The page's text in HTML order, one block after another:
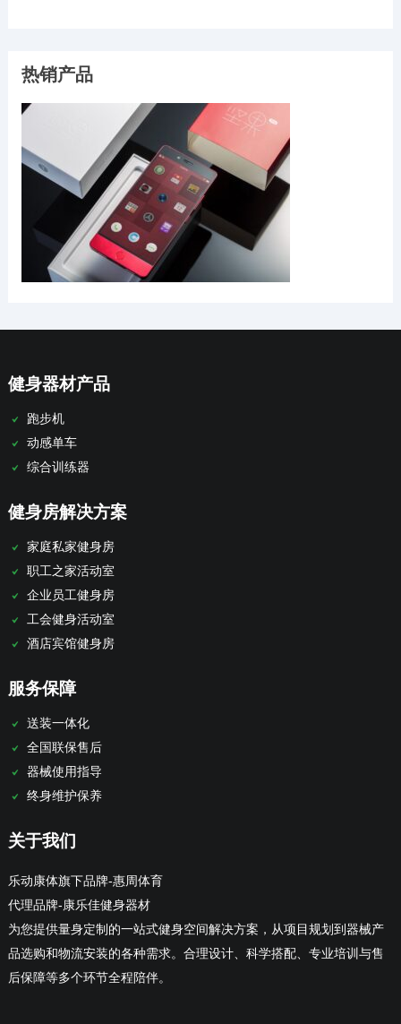
热销产品
健身器材产品
跑步机
动感单车
综合训练器
健身房解决方案
家庭私家健身房
职工之家活动室
企业员工健身房
工会健身活动室
酒店宾馆健身房
服务保障
送装一体化
全国联保售后
器械使用指导
终身维护保养
关于我们
乐动康体旗下品牌-惠周体育
代理品牌-康乐佳健身器材
为您提供量身定制的一站式健身空间解决方案，从项目规划到器械产
品选购和物流安装的各种需求。合理设计、科学搭配、专业培训与售
后保障等多个环节全程陪伴。